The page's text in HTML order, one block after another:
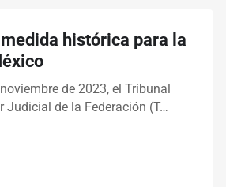
histórica para la
de 2023, el Tribunal
Judicial de la Federación (T…